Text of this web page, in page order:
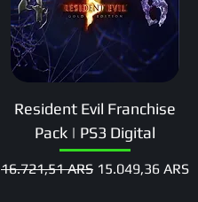
Resident Evil Franchise
Pack | PS3 Digital
Precio
16.721,51 ARS Precio de oferta
15.049,36 ARS